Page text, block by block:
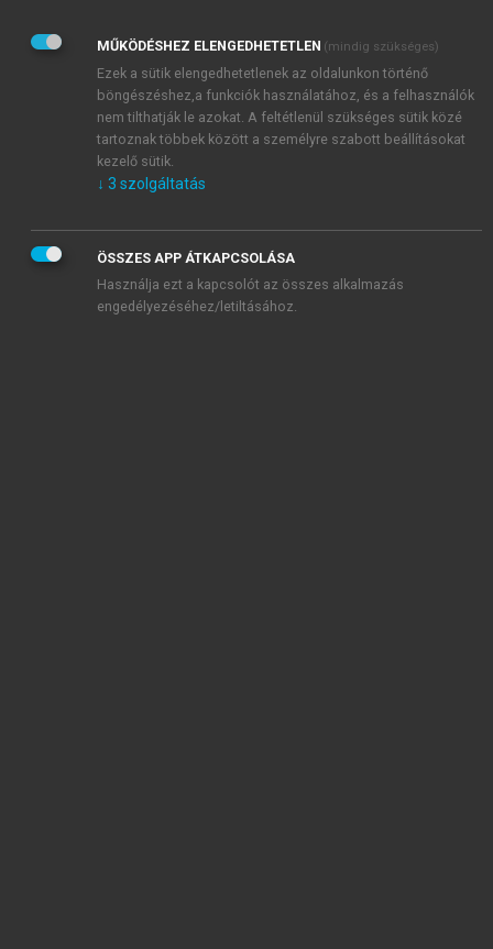
Adatkezelési tájékoztatóbanfoglaltakat tudomásul
veszem és elfogadom.
Általános vásárlási feltételeket, valamint a szotar.netés a
mersz.huoldalak licencszerződéseiben foglaltakat
tudomásul veszem és elfogadom.
KIPRÓBÁLOM
MŰKÖDÉSHEZ ELENGEDHETETLEN (mindig szükséges)
Ezek a sütik elengedhetetlenek az oldalunkon történő
böngészéshez,a funkciók használatához, és a felhasználók
nem tilthatják le azokat. A feltétlenül szükséges sütik közé
tartoznak többek között a személyre szabott beállításokat
kezelő sütik.
↓ 3 szolgáltatás
ÖSSZES APP ÁTKAPCSOLÁSA
Használja ezt a kapcsolót az összes alkalmazás
engedélyezéséhez/letiltásához.